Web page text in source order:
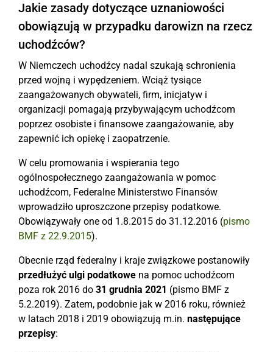
Jakie zasady dotyczące uznaniowości
obowiązują w przypadku darowizn na rzecz
uchodźców?
W Niemczech uchodźcy nadal szukają schronienia
przed wojną i wypędzeniem. Wciąż tysiące
zaangażowanych obywateli, firm, inicjatyw i
organizacji pomagają przybywającym uchodźcom
poprzez osobiste i finansowe zaangażowanie, aby
zapewnić ich opiekę i zaopatrzenie.
W celu promowania i wspierania tego
ogólnospołecznego zaangażowania w pomoc
uchodźcom, Federalne Ministerstwo Finansów
wprowadziło uproszczone przepisy podatkowe.
Obowiązywały one od 1.8.2015 do 31.12.2016 (pismo
BMF z 22.9.2015).
Obecnie rząd federalny i kraje związkowe postanowiły
przedłużyć ulgi podatkowe na pomoc uchodźcom
poza rok 2016 do 31 grudnia 2021 (pismo BMF z
5.2.2019). Zatem, podobnie jak w 2016 roku, również
w latach 2018 i 2019 obowiązują m.in. następujące
przepisy: